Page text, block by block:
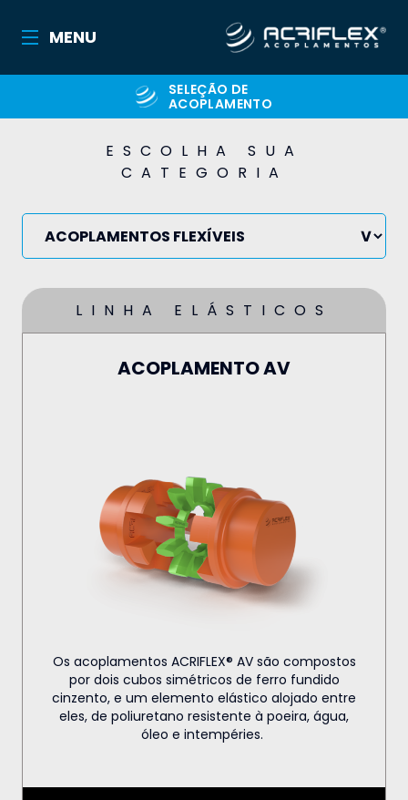
MENU
SELEÇÃO DE
ACOPLAMENTO
ESCOLHA SUA
CATEGORIA
LINHA ELÁSTICOS
ACOPLAMENTO AV
Os acoplamentos ACRIFLEX® AV são compostos
por dois cubos simétricos de ferro fundido
cinzento, e um elemento elástico alojado entre
eles, de poliuretano resistente à poeira, água,
óleo e intempéries.